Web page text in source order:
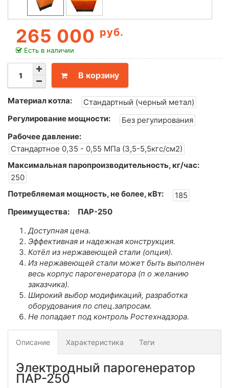
265 000 руб.
Есть в наличии
В корзину
Материал котла:
Стандартный (черный метал)
Регулирование мощности:
Без регулирования
Рабочее давление:
Стандартное 0,35 - 0,55 МПа (3,5-5,5кгс/см2)
Максимальная паропроизводительность, кг/час:
250
Потребляемая мощность, не более, кВт:
185
Преимущества:
ПАР-250
Доступная цена.
Эффективная и надежная конструкция.
Котёл из нержавеющей стали (опция).
Из нержавеющей стали может быть выполнен
весь корпус парогенератора (п о желанию
заказчика).
Широкий выбор модификаций, разработка
оборудования по спец.запросам.
Не попадает под контроль Ростехнадзора.
Описание Характеристика Теги
Электродный парогенератор
ПАР-250